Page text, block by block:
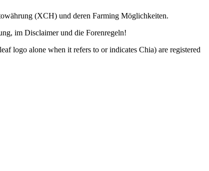
(XCH) und deren Farming Möglichkeiten.
im Disclaimer und die Forenregeln!
alone when it refers to or indicates Chia) are registered